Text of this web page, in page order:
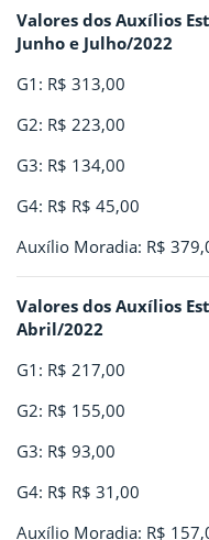
Valores dos Auxílios
Junho e Julho/2022
G1: R$ 313,00
G2: R$ 223,00
G3: R$ 134,00
G4: R$ R$ 45,00
Auxílio Moradia: R$
Valores dos Auxílios
Abril/2022
G1: R$ 217,00
G2: R$ 155,00
G3: R$ 93,00
G4: R$ R$ 31,00
Auxílio Moradia: R$